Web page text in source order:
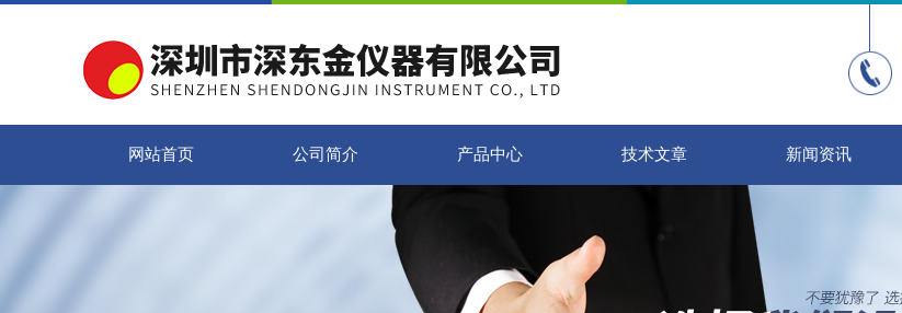
网站首页 公司简介 产品中心 技术文章 新闻资讯